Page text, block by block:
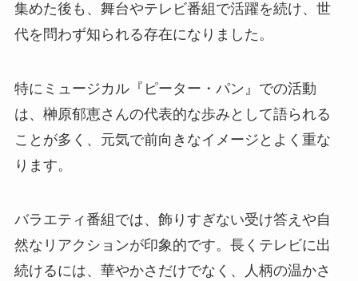
集めた後も、舞台やテレビ番組で活躍を続け、世
代を問わず知られる存在になりました。
特にミュージカル『ピーター・パン』での活動
は、榊原郁恵さんの代表的な歩みとして語られる
ことが多く、元気で前向きなイメージとよく重な
ります。
バラエティ番組では、飾りすぎない受け答えや自
然なリアクションが印象的です。長くテレビに出
続けるには、華やかさだけでなく、人柄の温かさ